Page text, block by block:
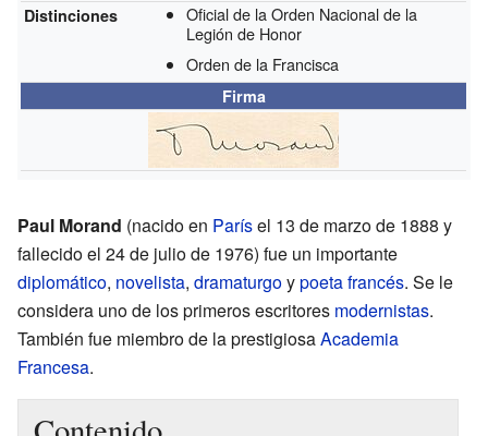
Distinciones
Oficial de la Orden Nacional de la
Legión de Honor
Orden de la Francisca
Firma
Paul Morand (nacido en Parísel 13 de marzo de 1888 y
fallecido el 24 de julio de 1976) fue un importante
diplomático, novelista, dramaturgoypoetafrancés. Se le
considera uno de los primeros escritores modernistas.
También fue miembro de la prestigiosaAcademia
Francesa.